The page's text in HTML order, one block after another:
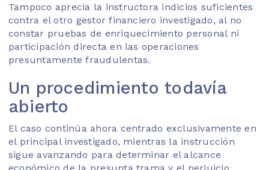
Tampoco aprecia la instructora indicios suficientes
contra el otro gestor financiero investigado, al no
constar pruebas de enriquecimiento personal ni
participación directa en las operaciones
presuntamente fraudulentas.
Un procedimiento todavía
abierto
El caso continúa ahora centrado exclusivamente en
el principal investigado, mientras la instrucción
sigue avanzando para determinar el alcance